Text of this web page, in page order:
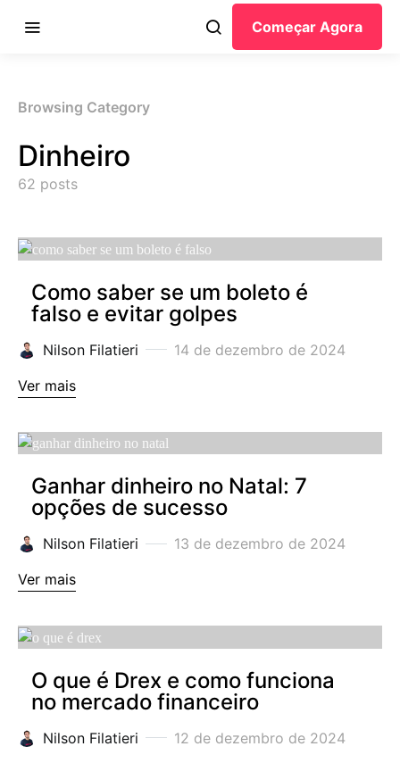
Começar Agora
Browsing Category
Dinheiro
62 posts
Como saber se um boleto é
falso e evitar golpes
Nilson Filatieri
14 de dezembro de 2024
Ver mais
Ganhar dinheiro no Natal: 7
opções de sucesso
Nilson Filatieri
13 de dezembro de 2024
Ver mais
O que é Drex e como funciona
no mercado financeiro
Nilson Filatieri
12 de dezembro de 2024